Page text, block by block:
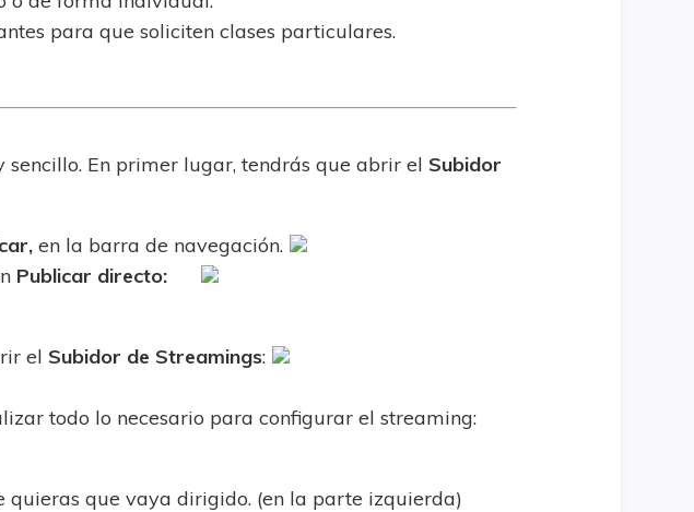
para que soliciten clases particulares.
sencillo. En primer lugar, tendrás que abrir el Subidor
en la barra de navegación.
Publicar directo:
el Subidor de Streamings:
todo lo necesario para configurar el streaming:
quieras que vaya dirigido. (en la parte izquierda)